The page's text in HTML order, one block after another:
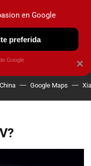
OBSERVATORIO
China Google Maps
×
en Google
preferida
Google